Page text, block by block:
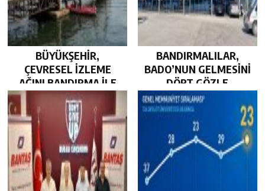
BÜYÜKŞEHİR,
ÇEVRESEL İZLEME
AĞINI BANDIRMA İLE
GÜÇLENDİRDİ…
BANDIRMALILAR,
BADO’NUN GELMESİNİ
DÖRT GÖZLE
BEKLİYOR…